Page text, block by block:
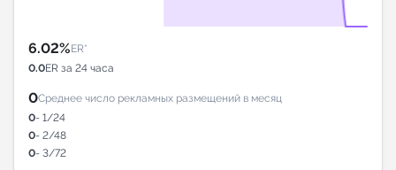
6.02%ER*
0.0ER за 24 часа
0Среднее число рекламных размещений в месяц
0- 1/24
0- 2/48
0- 3/72